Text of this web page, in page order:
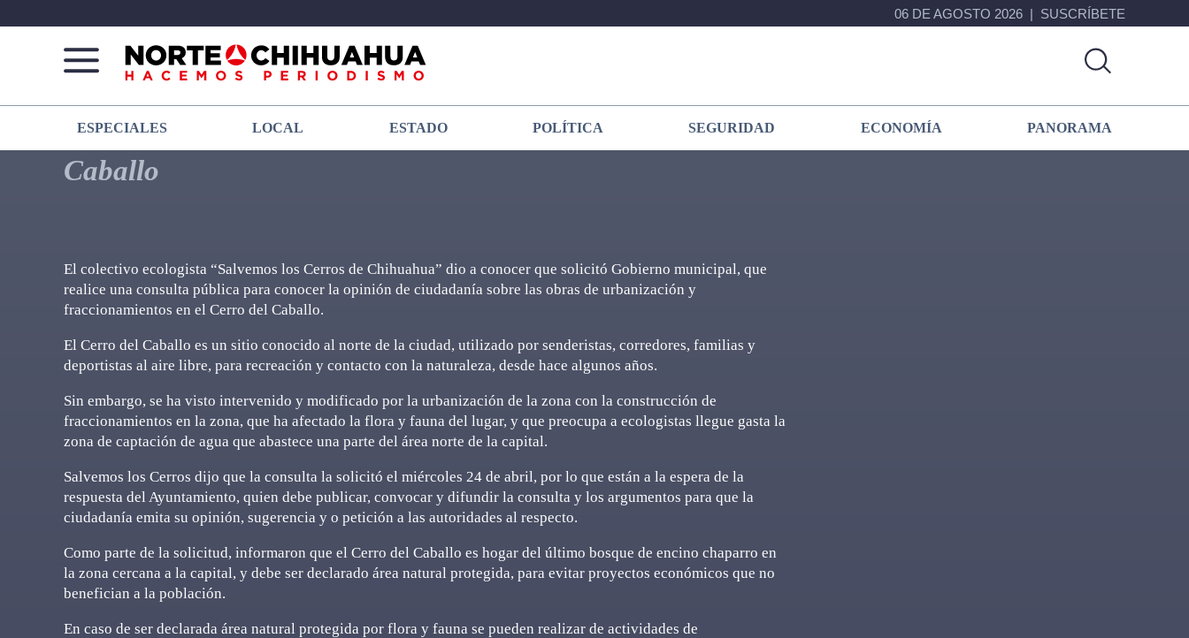
06 DE AGOSTO 2026 SUSCRÍBETE
Norte
De
Chihuahua
Más
que
noticias,
hacemos periodismo
ESPECIALES LOCAL ESTADO POLÍTICA SEGURIDAD ECONOMÍA PANORAMA
Caballo
El colectivo ecologista “Salvemos los Cerros de Chihuahua” dio a conocer que solicitó Gobierno municipal, que
realice una consulta pública para conocer la opinión de ciudadanía sobre las obras de urbanización y
fraccionamientos en el Cerro del Caballo.
El Cerro del Caballo es un sitio conocido al norte de la ciudad, utilizado por senderistas, corredores, familias y
deportistas al aire libre, para recreación y contacto con la naturaleza, desde hace algunos años.
Sin embargo, se ha visto intervenido y modificado por la urbanización de la zona con la construcción de
fraccionamientos en la zona, que ha afectado la flora y fauna del lugar, y que preocupa a ecologistas llegue gasta la
zona de captación de agua que abastece una parte del área norte de la capital.
Salvemos los Cerros dijo que la consulta la solicitó el miércoles 24 de abril, por lo que están a la espera de la
respuesta del Ayuntamiento, quien debe publicar, convocar y difundir la consulta y los argumentos para que la
ciudadanía emita su opinión, sugerencia y o petición a las autoridades al respecto.
Como parte de la solicitud, informaron que el Cerro del Caballo es hogar del último bosque de encino chaparro en
la zona cercana a la capital, y debe ser declarado área natural protegida, para evitar proyectos económicos que no
benefician a la población.
En caso de ser declarada área natural protegida por flora y fauna se pueden realizar de actividades de